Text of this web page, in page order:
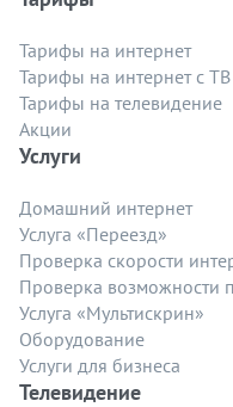
Тарифы на интернет
Тарифы на интернет с ТВ
Тарифы на телевидение
Акции
Услуги
Домашний интернет
Услуга «Переезд»
Проверка скорости
Проверка возможности
Услуга «Мультискрин»
Оборудование
Услуги для бизнеса
Телевидение